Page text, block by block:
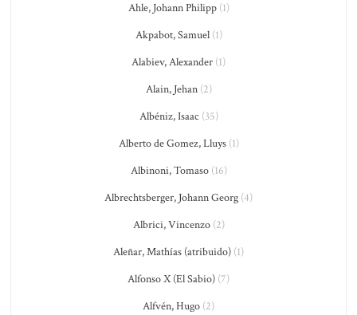
Ahle, Johann Philipp(1)
Akpabot, Samuel(1)
Alabiev, Alexander (1)
Alain, Jehan(2)
Albéniz, Isaac (35)
Alberto de Gomez, Lluys(1)
Albinoni, Tomaso(16)
Albrechtsberger, Johann Georg (4)
Albrici, Vincenzo(2)
Aleñar, Mathías (atribuido) (1)
Alfonso X (El Sabio) (7)
Alfvén, Hugo (2)